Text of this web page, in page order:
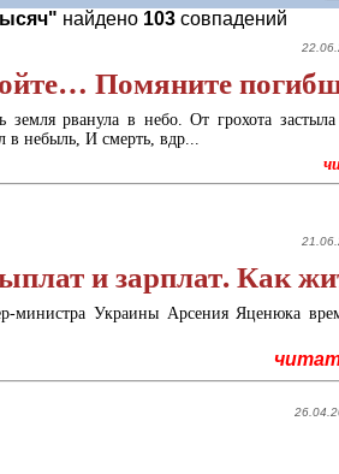
найдено 103совпадений
Помяните
земля рванула в небо. От грохота
в небыль, И смерть, вдр...
и зарплат. Как
Украины Арсения Яценюка